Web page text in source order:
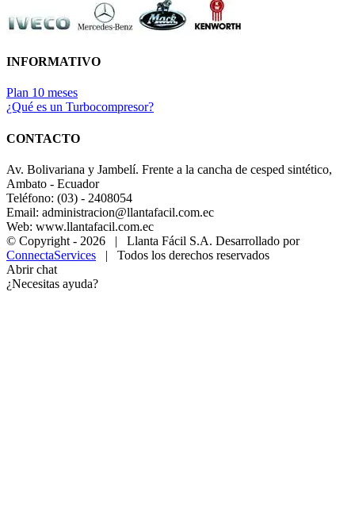
INFORMATIVO
Plan 10 meses
¿Qué es un Turbocompresor?
CONTACTO
Av. Bolivariana y Jambelí. Frente a la cancha de cesped sintético,
Ambato - Ecuador
Teléfono: (03) - 2408054
Email: administracion@llantafacil.com.ec
Web: www.llantafacil.com.ec
© Copyright - 2026 | Llanta Fácil S.A. Desarrollado por
ConnectaServices | Todos los derechos reservados
Abrir chat
¿Necesitas ayuda?